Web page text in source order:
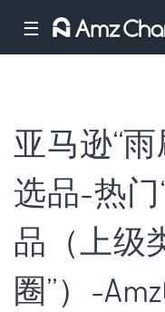
☰
亚马逊“
选品-热门
品（上级
圈”）-